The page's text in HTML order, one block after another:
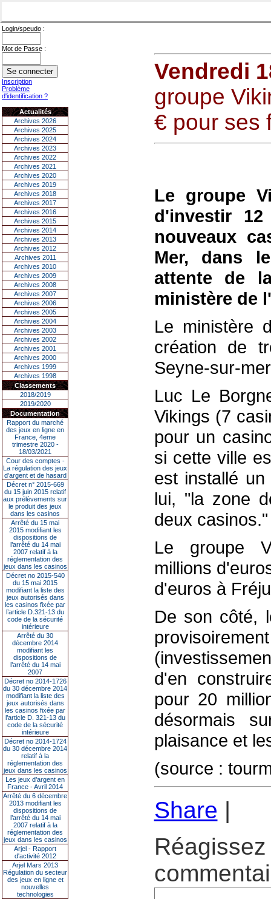
Login/speudo :
Mot de Passe :
Inscription
Problème
d'identification ?
Actualités
Archives 2026
Archives 2025
Archives 2024
Archives 2023
Archives 2022
Archives 2021
Archives 2020
Archives 2019
Archives 2018
Archives 2017
Archives 2016
Archives 2015
Archives 2014
Archives 2013
Archives 2012
Archives 2011
Archives 2010
Archives 2009
Archives 2008
Archives 2007
Archives 2006
Archives 2005
Archives 2004
Archives 2003
Archives 2002
Archives 2001
Archives 2000
Archives 1999
Archives 1998
Classements
2018/2019
2019/2020
Documentation
Rapport du marché
des jeux en ligne en
France, 4eme
trimestre 2020 -
18/03/2021
Cour des comptes -
La régulation des jeux
d’argent et de hasard
Décret n° 2015-669
du 15 juin 2015 relatif
aux prélèvements sur
le produit des jeux
dans les casinos
Arrêté du 15 mai
2015 modifiant les
dispositions de
l’arrêté du 14 mai
2007 relatif à la
réglementation des
jeux dans les casinos
Décret no 2015-540
du 15 mai 2015
modifiant la liste des
jeux autorisés dans
les casinos fixée par
l’article D.321-13 du
code de la sécurité
intérieure
Arrêté du 30
décembre 2014
modifiant les
dispositions de
l’arrêté du 14 mai
2007
Décret no 2014-1726
du 30 décembre 2014
modifiant la liste des
jeux autorisés dans
les casinos fixée par
l’article D. 321-13 du
code de la sécurité
intérieure
Décret no 2014-1724
du 30 décembre 2014
relatif à la
réglementation des
jeux dans les casinos
Les jeux d’argent en
France - Avril 2014
Arrêté du 6 décembre
2013 modifiant les
dispositions de
l’arrêté du 14 mai
2007 relatif à la
réglementation des
jeux dans les casinos
Arjel - Rapport
d'activité 2012
Arjel Mars 2013
Régulation du secteur
des jeux en ligne et
nouvelles
technologies
Vendredi
groupe
€ pour ses
Le groupe
d'investir
nouveaux
Mer, dans
attente de
ministère de
Le ministère
création de
Seyne-sur-
Luc Le
Vikings (7
pour un
si cette ville
est installé
lui, "la zone
deux casinos."
Le groupe
millions
d'euros à
De son côté,
d'en
pour 20
désormais
plaisance et
(source :
Share |